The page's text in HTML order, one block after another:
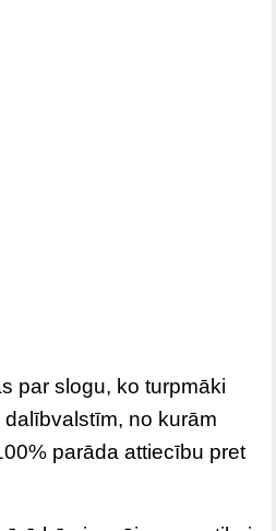
par slogu, ko turpmāki
no kurām
parāda attiecību pret